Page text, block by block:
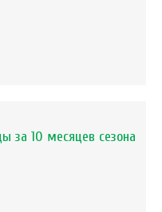
за 10 месяцев сезона